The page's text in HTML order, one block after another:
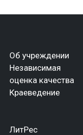
Об учреждении
Независимая
оценка качества
Краеведение
ЛитРес